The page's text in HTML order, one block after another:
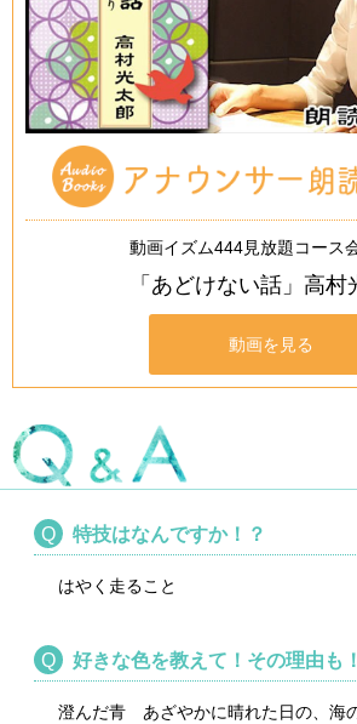
動画イズム444見放題コース
「あどけない話」高村
動画を見る
特技はなんですか！？
はやく走ること
好きな色を教えて！その理由も
澄んだ青 あざやかに晴れた日の、海